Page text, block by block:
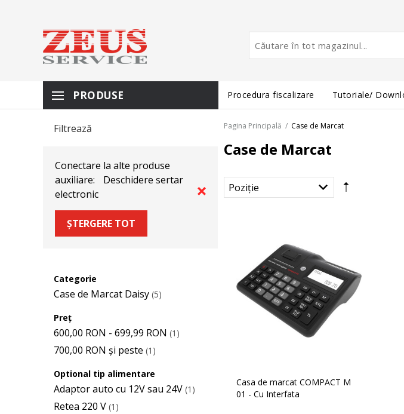
PRODUSE Procedura fiscalizare Tutoriale/
Filtrează
Conectare la alte produse
auxiliare:
Deschidere sertar
electronic
ȘTERGERE TOT
Categorie
Case de Marcat Daisy (5)
Preț
600,00 RON - 699,99 RON (1)
700,00 RON și peste (1)
Optional tip alimentare
Adaptor auto cu 12V sau 24V (1)
Retea 220 V (1)
Pagina Principală / Case de Marcat
Case de Marcat
Casa de marcat COMPACT M
01 - Cu Interfata